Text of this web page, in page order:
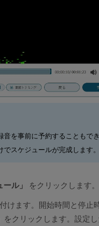
音を事前に予約することもで
でスケジュールが完成します
ル」
をクリックします。
けます。開始時間と停止
をクリックします。設定